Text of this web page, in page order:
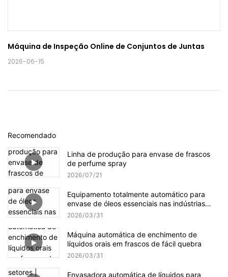
Máquina de Inspeção Online de Conjuntos de Juntas
2026-06-15
Recomendado
Linha de produção para envase de frascos
de perfume spray
2026 07 21
Equipamento totalmente automático para
envase de óleos essenciais nas indústrias
cosmética, farmacêutica e alimentícia.
2026 03 31
Máquina automática de enchimento de
líquidos orais em frascos de fácil quebra
2026 03 31
Envasadora automática de líquidos para